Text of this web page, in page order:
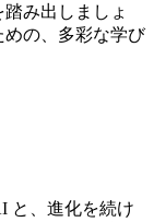
み出しましょ
めの、多彩な学び
と、進化を続け